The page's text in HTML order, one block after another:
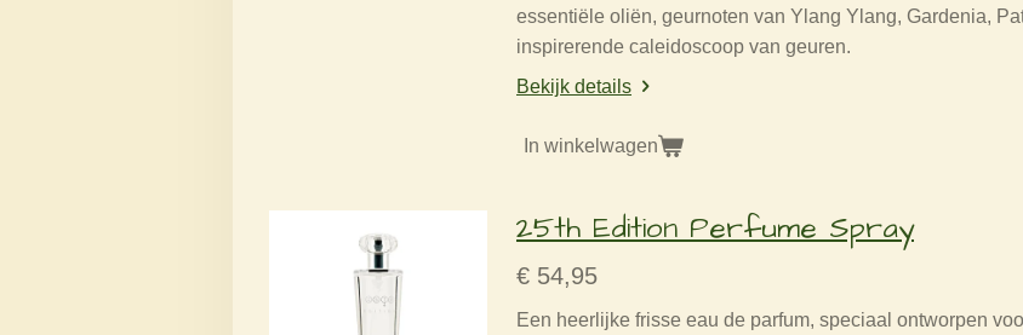
essentiële oliën, geurnoten van Ylang Ylang, Gardenia,
inspirerende caleidoscoop van geuren.
Bekijk details
In winkelwagen
25th Edition Perfume Spray
€ 54,95
Een heerlijke frisse eau de parfum, speciaal ontworpen